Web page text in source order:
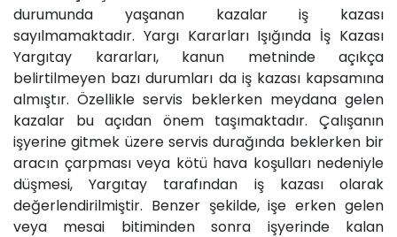
durumunda yaşanan kazalar iş kazası
sayılmamaktadır. Yargı Kararları Işığında İş Kazası
Yargıtay kararları, kanun metninde açıkça
belirtilmeyen bazı durumları da iş kazası kapsamına
almıştır. Özellikle servis beklerken meydana gelen
kazalar bu açıdan önem taşımaktadır. Çalışanın
işyerine gitmek üzere servis durağında beklerken bir
aracın çarpması veya kötü hava koşulları nedeniyle
düşmesi, Yargıtay tarafından iş kazası olarak
değerlendirilmiştir. Benzer şekilde, işe erken gelen
veya mesai bitiminden sonra işyerinde kalan